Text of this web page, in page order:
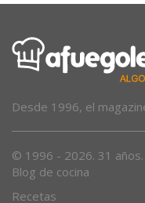
Desde 1996, el
© 1996 - 2026. 31
Blog de cocina
Recetas